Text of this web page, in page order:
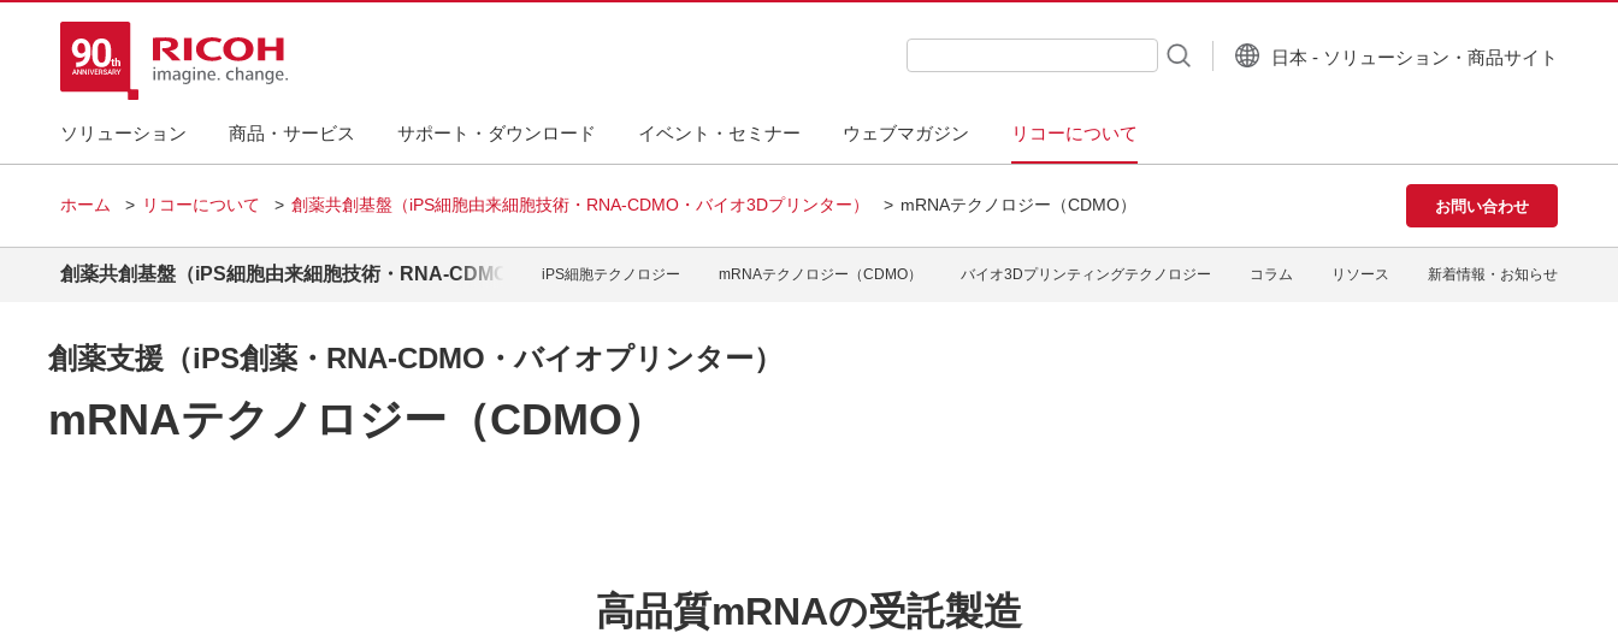
ソリューション 商品・サービス サポート・ダウンロード イベント・セミナー ウェブマガジン リコーについて
検索キーワード入力
日本 - ソリューション・商品サイト
ホーム リコーについて 創薬共創基盤（iPS細胞由来細胞技術・RNA-CDMO・バイオ3Dプリンター） mRNAテクノロジー（CDMO） お問い合わせ
創薬共創基盤（iPS細胞由来細胞技術・RNA-CDMO・バイオ3Dプリンター）
iPS細胞テクノロジー mRNAテクノロジー（CDMO） バイオ3Dプリンティングテクノロジー コラム リソース 新着情報・お知らせ
創薬支援（iPS創薬・RNA-CDMO・バイオプリンター）
mRNAテクノロジー（CDMO）
高品質mRNAの受託製造